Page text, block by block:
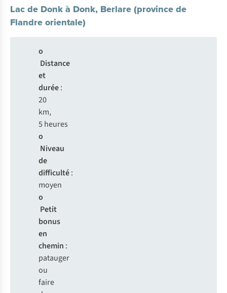
Lac de Donk à Donk, Berlare (province de
Flandre orientale)
o
Distance
et
durée:
20
km,
5 heures
o
Niveau
de
difficulté:
moyen
o
Petit
bonus
en
chemin :
patauger
ou
faire